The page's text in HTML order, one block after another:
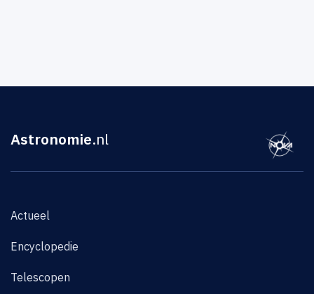
Astronomie.nl
Actueel
Encyclopedie
Telescopen